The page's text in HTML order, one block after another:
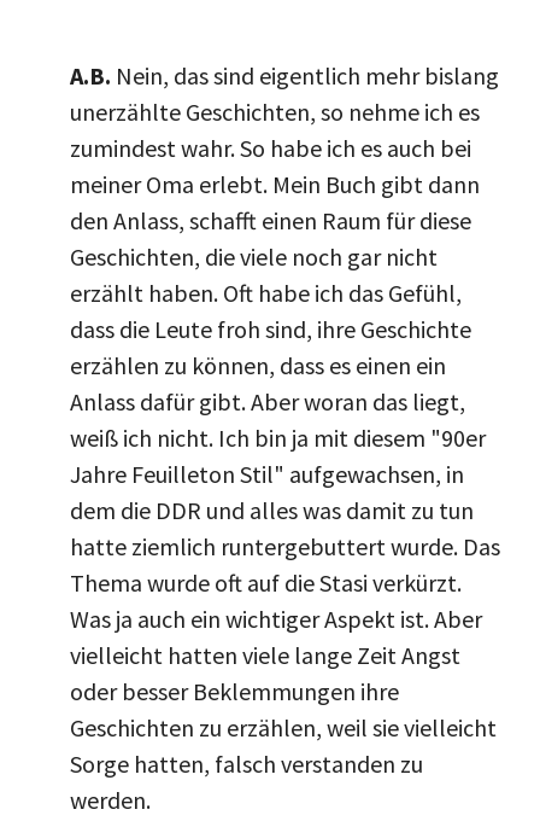
A.B. Nein, das sind eigentlich mehr bislang
unerzählte Geschichten, so nehme ich es
zumindest wahr. So habe ich es auch bei
meiner Oma erlebt. Mein Buch gibt dann
den Anlass, schafft einen Raum für diese
Geschichten, die viele noch gar nicht
erzählt haben. Oft habe ich das Gefühl,
dass die Leute froh sind, ihre Geschichte
erzählen zu können, dass es einen ein
Anlass dafür gibt. Aber woran das liegt,
weiß ich nicht. Ich bin ja mit diesem "90er
Jahre Feuilleton Stil" aufgewachsen, in
dem die DDR und alles was damit zu tun
hatte ziemlich runtergebuttert wurde. Das
Thema wurde oft auf die Stasi verkürzt.
Was ja auch ein wichtiger Aspekt ist. Aber
vielleicht hatten viele lange Zeit Angst
oder besser Beklemmungen ihre
Geschichten zu erzählen, weil sie vielleicht
Sorge hatten, falsch verstanden zu
werden.